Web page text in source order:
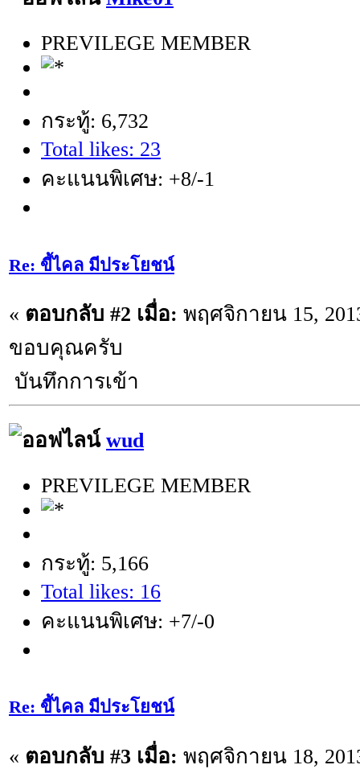
PREVILEGE MEMBER
กระทู้: 6,732
Total likes: 23
คะแนนพิเศษ: +8/-1
Re: ขี้ไคล มีประโยชน์
« ตอบกลับ #2 เมื่อ: พฤศจิกายน 15,
ขอบคุณครับ
บันทึกการเข้า
wud
PREVILEGE MEMBER
กระทู้: 5,166
Total likes: 16
คะแนนพิเศษ: +7/-0
Re: ขี้ไคล มีประโยชน์
« ตอบกลับ #3 เมื่อ: พฤศจิกายน 18,